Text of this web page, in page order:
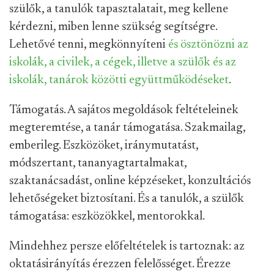
szülők, a tanulók tapasztalatait, meg kellene
kérdezni, miben lenne szükség segítségre.
Lehetővé tenni, megkönnyíteni és ösztönözni az
iskolák, a civilek, a cégek, illetve a szülők és az
iskolák, tanárok közötti együttműködéseket.
Támogatás. A sajátos megoldások feltételeinek
megteremtése, a tanár támogatása. Szakmailag,
emberileg. Eszközöket, iránymutatást,
módszertant, tananyagtartalmakat,
szaktanácsadást, online képzéseket, konzultációs
lehetőségeket biztosítani. És a tanulók, a szülők
támogatása: eszközökkel, mentorokkal.
Mindehhez persze előfeltételek is tartoznak: az
oktatásirányítás érezzen felelősséget. Érezze